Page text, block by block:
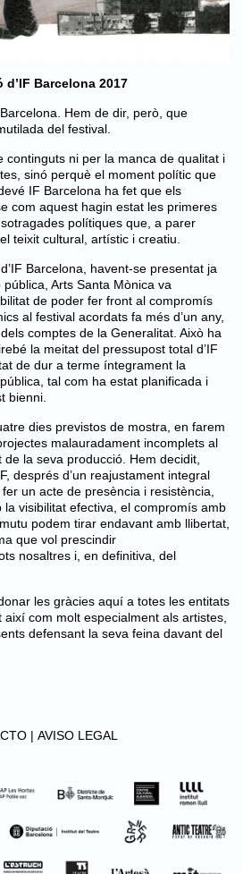
Barcelona 2017
Hem de dir, però, que
del festival.
continguts ni per la manca de qualitat i
sinó perquè el moment polític que
IF Barcelona ha fet que els
com aquest hagin estat les primeres
polítiques que, a parer
teixit cultural, artístic i creatiu.
Barcelona, havent-se presentat ja
Arts Santa Mònica va
de poder fer front al compromís
al festival acordats fa més d’un any,
comptes de la Generalitat. Això ha
la meitat del pressupost total d’IF
de dur a terme íntegrament la
tal com ha estat planificada i
bienni.
dies previstos de mostra, en farem
malauradament incomplets al
de la seva producció. Hem decidit,
després d’un reajustament integral
un acte de presència i resistència,
visibilitat efectiva, el compromís amb
podem tirar endavant amb llibertat,
que vol prescindir
nosaltres i, en definitiva, del
les gràcies aquí a totes les entitats
com molt especialment als artistes,
defensant la seva feina davant del
| AVISO LEGAL